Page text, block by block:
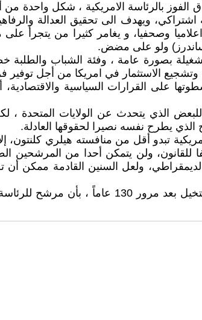
بالرئاسة الامريكية ، شكل واحدة من
اشتراكي، ويهدف الى تحقيق العدالة
وصحفيا، و يغامر كثيرا من يتجرأ على
(ساندرز) ولو على مضض.
الشغيلة بصورة عامة ، وفئة الشباب
الامريكية في البلد، وتشجيع الاستثمار في
القرارات السياسية والاقتصادية،
للبعض الذي يتحدث عن الولايات
الذي يطرح نفسه نصيرا لحقوقها العادلة.
تبدو أقل من منافسته هيلري كلنتون،
ولن يتمكن أحدا من المرشحين
ولعل السنين القادمة ممكن أن
لاشئ مستحيل في السياسة ولا في كفاح الشعوب